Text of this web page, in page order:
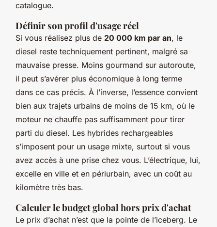
catalogue.
Définir son profil d'usage réel
Si vous réalisez plus de 20 000 km par an, le
diesel reste techniquement pertinent, malgré sa
mauvaise presse. Moins gourmand sur autoroute,
il peut s’avérer plus économique à long terme
dans ce cas précis. À l’inverse, l’essence convient
bien aux trajets urbains de moins de 15 km, où le
moteur ne chauffe pas suffisamment pour tirer
parti du diesel. Les hybrides rechargeables
s’imposent pour un usage mixte, surtout si vous
avez accès à une prise chez vous. L’électrique, lui,
excelle en ville et en périurbain, avec un coût au
kilomètre très bas.
Calculer le budget global hors prix d'achat
Le prix d’achat n’est que la pointe de l’iceberg. Le